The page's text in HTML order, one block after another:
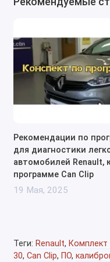
который
обновления
данных для
Мобильность и
Panasonic CF-
условиях, что
Кому подойдёт
Специалистам
автомобилями
Выездным
количество
Рекомендации по
для диагностики
автомобилей Renault,
программе Can Clip
19 Мая, 2025
Теги: Renault, Комплект
30, Can Clip, ПО,